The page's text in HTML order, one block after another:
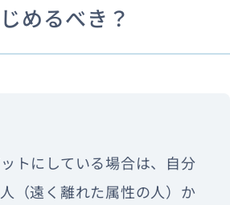
めるべき？
トにしている場合は、自分
（遠く離れた属性の人）か